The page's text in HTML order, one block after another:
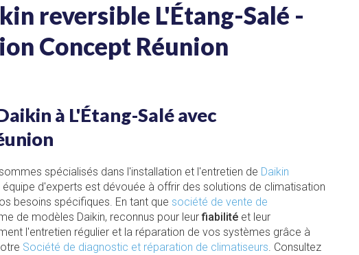
reversible L'Étang-Salé -
Concept Réunion
à L'Étang-Salé avec
spécialisés dans l'installation et l'entretien de Daikin
équipe d'experts est dévouée à offrir des solutions de climatisation
besoins spécifiques. En tant que société de vente de
de modèles Daikin, reconnus pour leurfiabilité et leur
l'entretien régulier et la réparation de vos systèmes grâce à
Société de diagnostic et réparation de climatiseurs. Consultez